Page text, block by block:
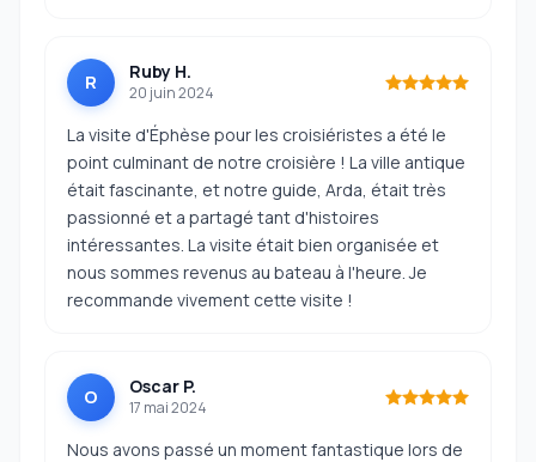
R Ruby H.
20 juin 2024
La visite d'Éphèse pour les croisiéristes a été le
point culminant de notre croisière ! La ville antique
était fascinante, et notre guide, Arda, était très
passionné et a partagé tant d'histoires
intéressantes. La visite était bien organisée et
nous sommes revenus au bateau à l'heure. Je
recommande vivement cette visite !
O Oscar P.
17 mai 2024
Nous avons passé un moment fantastique lors de